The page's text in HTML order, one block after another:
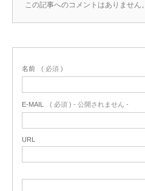
この記事へのコメントはありません。
名前 ( 必須 )
E-MAIL ( 必須 ) - 公開されません -
URL